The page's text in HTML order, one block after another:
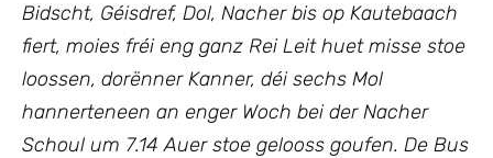
Bidscht, Géisdref, Dol, Nacher bis op Kautebaach
fiert, moies fréi eng ganz Rei Leit huet misse stoe
loossen, dorënner Kanner, déi sechs Mol
hannerteneen an enger Woch bei der Nacher
Schoul um 7.14 Auer stoe gelooss goufen. De Bus